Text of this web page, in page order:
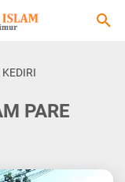
PARE